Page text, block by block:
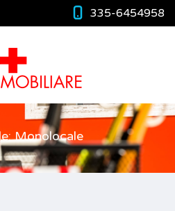
335-6454958
Monolocale